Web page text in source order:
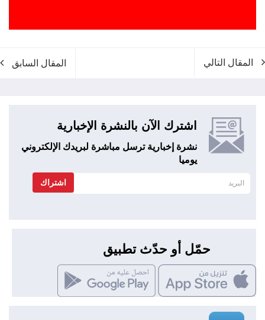
المقال التالي المقال السابق
اشترك الآن بالنشرة الإخبارية
نشرة إخبارية ترسل مباشرة لبريدك الإلكتروني
يوميا
اشتراك
حمّل أو حدّث تطبيق